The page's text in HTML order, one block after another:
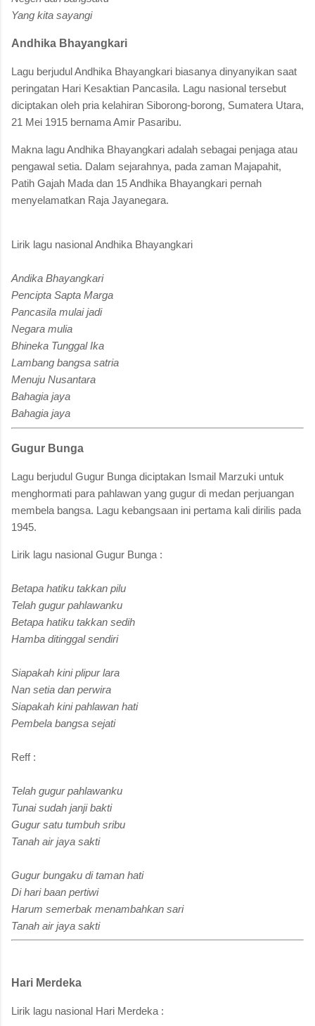
Yang kita sayangi
Andhika Bhayangkari
Lagu berjudul Andhika Bhayangkari biasanya dinyanyikan saat
peringatan Hari Kesaktian Pancasila. Lagu nasional tersebut
diciptakan oleh pria kelahiran Siborong-borong, Sumatera Utara,
21 Mei 1915 bernama Amir Pasaribu.
Makna lagu Andhika Bhayangkari adalah sebagai penjaga atau
pengawal setia. Dalam sejarahnya, pada zaman Majapahit,
Patih Gajah Mada dan 15 Andhika Bhayangkari pernah
menyelamatkan Raja Jayanegara.
Lirik lagu nasional Andhika Bhayangkari
Andika Bhayangkari
Pencipta Sapta Marga
Pancasila mulai jadi
Negara mulia
Bhineka Tunggal Ika
Lambang bangsa satria
Menuju Nusantara
Bahagia jaya
Bahagia jaya
Gugur Bunga
Lagu berjudul Gugur Bunga diciptakan Ismail Marzuki untuk
menghormati para pahlawan yang gugur di medan perjuangan
membela bangsa. Lagu kebangsaan ini pertama kali dirilis pada
1945.
Lirik lagu nasional Gugur Bunga :
Betapa hatiku takkan pilu
Telah gugur pahlawanku
Betapa hatiku takkan sedih
Hamba ditinggal sendiri
Siapakah kini plipur lara
Nan setia dan perwira
Siapakah kini pahlawan hati
Pembela bangsa sejati
Reff :
Telah gugur pahlawanku
Tunai sudah janji bakti
Gugur satu tumbuh sribu
Tanah air jaya sakti
Gugur bungaku di taman hati
Di hari baan pertiwi
Harum semerbak menambahkan sari
Tanah air jaya sakti
Hari Merdeka
Lirik lagu nasional Hari Merdeka :